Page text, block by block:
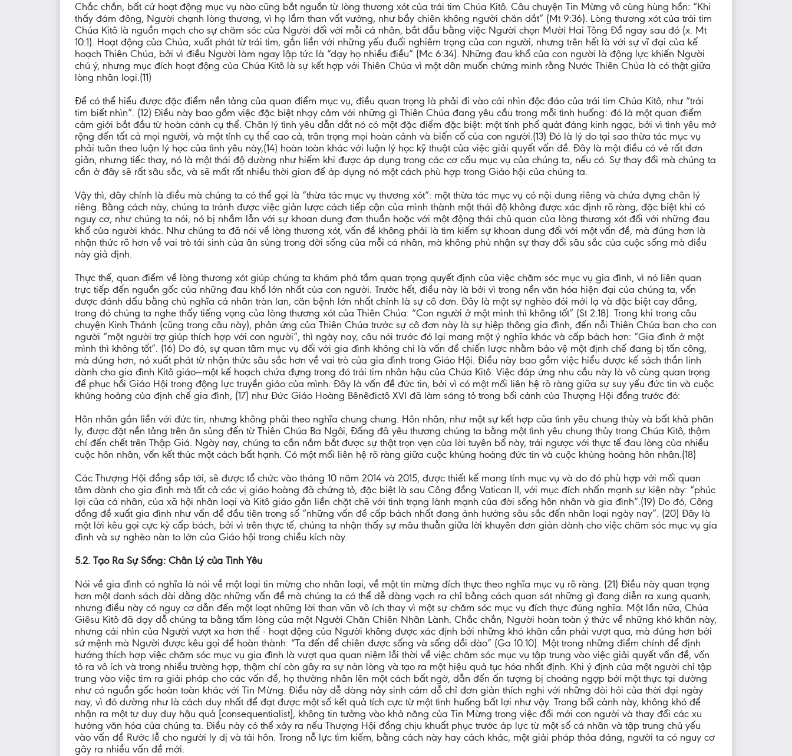
Chắc chắn, bất cứ hoạt động mục vụ nào cũng bắt nguồn từ lòng thương xót của trái tim Chúa Kitô. Câu chuyện Tin Mừng vô cùng hùng hồn: “Khi
thấy đám đông, Người chạnh lòng thương, vì họ lầm than vất vưởng, như bầy chiên không người chăn dắt” (Mt 9:36). Lòng thương xót của trái tim
Chúa Kitô là nguồn mạch cho sự chăm sóc của Người đối với mỗi cá nhân, bắt đầu bằng việc Người chọn Mười Hai Tông Đồ ngay sau đó (x. Mt
10:1). Hoạt động của Chúa, xuất phát từ trái tim, gắn liền với những yếu đuối nghiêm trọng của con người, nhưng trên hết là với sự vĩ đại của kế
hoạch Thiên Chúa, bởi vì điều Người làm ngay lập tức là “dạy họ nhiều điều” (Mc 6:34). Những đau khổ của con người là động lực khiến Người
chú ý, nhưng mục đích hoạt động của Chúa Kitô là sự kết hợp với Thiên Chúa vì một dân muốn chứng minh rằng Nước Thiên Chúa là có thật giữa
lòng nhân loại.(11)
Để có thể hiểu được đặc điểm nền tảng của quan điểm mục vụ, điều quan trọng là phải đi vào cái nhìn độc đáo của trái tim Chúa Kitô, như “trái
tim biết nhìn”. (12) Điều này bao gồm việc đặc biệt nhạy cảm với những gì Thiên Chúa đang yêu cầu trong mỗi tình huống: đó là một quan điểm
cảm giới bắt đầu từ hoàn cảnh cụ thể. Chân lý tình yêu dẫn dắt nó có một đặc điểm đặc biệt: một tính phổ quát đáng kinh ngạc, bởi vì tình yêu mở
rộng đến tất cả mọi người, và một tính cụ thể cao cả, trân trọng mọi hoàn cảnh và biến cố của con người.(13) Đó là lý do tại sao thừa tác mục vụ
phải tuân theo luận lý học của tình yêu này,(14) hoàn toàn khác với luận lý học kỹ thuật của việc giải quyết vấn đề. Đây là một điều có vẻ rất đơn
giản, nhưng tiếc thay, nó là một thái độ dường như hiếm khi được áp dụng trong các cơ cấu mục vụ của chúng ta, nếu có. Sự thay đổi mà chúng ta
cần ở đây sẽ rất sâu sắc, và sẽ mất rất nhiều thời gian để áp dụng nó một cách phù hợp trong Giáo hội của chúng ta.
Vậy thì, đây chính là điều mà chúng ta có thể gọi là “thừa tác mục vụ thương xót”: một thừa tác mục vụ có nội dung riêng và chứa đựng chân lý
riêng. Bằng cách này, chúng ta tránh được việc giản lược cách tiếp cận của mình thành một thái độ không được xác định rõ ràng, đặc biệt khi có
nguy cơ, như chúng ta nói, nó bị nhầm lẫn với sự khoan dung đơn thuần hoặc với một động thái chủ quan của lòng thương xót đối với những đau
khổ của người khác. Như chúng ta đã nói về lòng thương xót, vấn đề không phải là tìm kiếm sự khoan dung đối với một vấn đề, mà đúng hơn là
nhận thức rõ hơn về vai trò tái sinh của ân sủng trong đời sống của mỗi cá nhân, mà không phủ nhận sự thay đổi sâu sắc của cuộc sống mà điều
này giả định.
Thực thế, quan điểm về lòng thương xót giúp chúng ta khám phá tầm quan trọng quyết định của việc chăm sóc mục vụ gia đình, vì nó liên quan
trực tiếp đến nguồn gốc của những đau khổ lớn nhất của con người. Trước hết, điều này là bởi vì trong nền văn hóa hiện đại của chúng ta, vốn
được đánh dấu bằng chủ nghĩa cá nhân tràn lan, căn bệnh lớn nhất chính là sự cô đơn. Đây là một sự nghèo đói mới lạ và đặc biệt cay đắng,
trong đó chúng ta nghe thấy tiếng vọng của lòng thương xót của Thiên Chúa: “Con người ở một mình thì không tốt” (St 2:18). Trong khi trong câu
chuyện Kinh Thánh (cũng trong câu này), phản ứng của Thiên Chúa trước sự cô đơn này là sự hiệp thông gia đình, đến nỗi Thiên Chúa ban cho con
người “một người trợ giúp thích hợp với con người”, thì ngày nay, câu nói trước đó lại mang một ý nghĩa khác và cấp bách hơn: “Gia đình ở một
mình thì không tốt”. (16) Do đó, sự quan tâm mục vụ đối với gia đình không chỉ là vấn đề chiến lược nhằm bảo vệ một định chế đang bị tấn công,
mà đúng hơn, nó xuất phát từ nhận thức sâu sắc hơn về vai trò của gia đình trong Giáo Hội. Điều này bao gồm việc hiểu được kế sách thần linh
dành cho gia đình Kitô giáo—một kế hoạch chứa đựng trong đó trái tim nhân hậu của Chúa Kitô. Việc đáp ứng nhu cầu này là vô cùng quan trọng
để phục hồi Giáo Hội trong động lực truyền giáo của mình. Đây là vấn đề đức tin, bởi vì có một mối liên hệ rõ ràng giữa sự suy yếu đức tin và cuộc
khủng hoảng của định chế gia đình, (17) như Đức Giáo Hoàng Bênêđictô XVI đã làm sáng tỏ trong bối cảnh của Thượng Hội đồng trước đó:
Hôn nhân gắn liền với đức tin, nhưng không phải theo nghĩa chung chung. Hôn nhân, như một sự kết hợp của tình yêu chung thủy và bất khả phân
ly, được đặt nền tảng trên ân sủng đến từ Thiên Chúa Ba Ngôi, Đấng đã yêu thương chúng ta bằng một tình yêu chung thủy trong Chúa Kitô, thậm
chí đến chết trên Thập Giá. Ngày nay, chúng ta cần nắm bắt được sự thật trọn vẹn của lời tuyên bố này, trái ngược với thực tế đau lòng của nhiều
cuộc hôn nhân, vốn kết thúc một cách bất hạnh. Có một mối liên hệ rõ ràng giữa cuộc khủng hoảng đức tin và cuộc khủng hoảng hôn nhân.(18)
Các Thượng Hội đồng sắp tới, sẽ được tổ chức vào tháng 10 năm 2014 và 2015, được thiết kế mang tính mục vụ và do đó phù hợp với mối quan
tâm dành cho gia đình mà tất cả các vị giáo hoàng đã chứng tỏ, đặc biệt là sau Công đồng Vatican II, với mục đích nhấn mạnh sự kiện này: “phúc
lợi của cá nhân, của xã hội nhân loại và Kitô giáo gắn liền chặt chẽ với tình trạng lành mạnh của đời sống hôn nhân và gia đình”.(19) Do đó, Công
đồng đề xuất gia đình như vấn đề đầu tiên trong số “những vấn đề cấp bách nhất đang ảnh hưởng sâu sắc đến nhân loại ngày nay”. (20) Đây là
một lời kêu gọi cực kỳ cấp bách, bởi vì trên thực tế, chúng ta nhận thấy sự mâu thuẫn giữa lời khuyên đơn giản dành cho việc chăm sóc mục vụ gia
đình và sự nghèo nàn to lớn của Giáo hội trong chiều kích này.
5.2. Tạo Ra Sự Sống: Chân Lý của Tình Yêu
Nói về gia đình có nghĩa là nói về một loại tin mừng cho nhân loại, về một tin mừng đích thực theo nghĩa mục vụ rõ ràng. (21) Điều này quan trọng
hơn một danh sách dài dằng dặc những vấn đề mà chúng ta có thể dễ dàng vạch ra chỉ bằng cách quan sát những gì đang diễn ra xung quanh;
nhưng điều này có nguy cơ dẫn đến một loạt những lời than vãn vô ích thay vì một sự chăm sóc mục vụ đích thực đúng nghĩa. Một lần nữa, Chúa
Giêsu Kitô đã dạy dỗ chúng ta bằng tấm lòng của một Người Chăn Chiên Nhân Lành. Chắc chắn, Người hoàn toàn ý thức về những khó khăn này,
nhưng cái nhìn của Người vượt xa hơn thế - hoạt động của Người không được xác định bởi những khó khăn cần phải vượt qua, mà đúng hơn bởi
sứ mệnh mà Người được kêu gọi để hoàn thành: “Ta đến để chiên được sống và sống dồi dào” (Ga 10:10). Một trong những điểm chính để định
hướng thích hợp việc chăm sóc mục vụ gia đình là vượt qua quan niệm lỗi thời về việc chăm sóc mục vụ tập trung vào việc giải quyết vấn đề, vốn
tỏ ra vô ích và trong nhiều trường hợp, thậm chí còn gây ra sự nản lòng và tạo ra một hiệu quả tục hóa nhất định. Khi ý định của một người chỉ tập
trung vào việc tìm ra giải pháp cho các vấn đề, họ thường nhân lên một cách bất ngờ, dẫn đến ấn tượng bị choáng ngợp bởi một thực tại dường
như có nguồn gốc hoàn toàn khác với Tin Mừng. Điều này dễ dàng nảy sinh cám dỗ chỉ đơn giản thích nghi với những đòi hỏi của thời đại ngày
nay, vì đó dường như là cách duy nhất để đạt được một số kết quả tích cực từ một tình huống bất lợi như vậy. Trong bối cảnh này, không khó để
nhận ra một tư duy duy hậu quả [consequentialist], không tin tưởng vào khả năng của Tin Mừng trong việc đổi mới con người và thay đổi các xu
hướng văn hóa của chúng ta. Điều này có thể xảy ra nếu Thượng Hội đồng chịu khuất phục trước áp lực từ một số cá nhân và tập trung chủ yếu
vào vấn đề Rước lễ cho người ly dị và tái hôn. Trong nỗ lực tìm kiếm, bằng cách này hay cách khác, một giải pháp thỏa đáng, người ta có nguy cơ
gây ra nhiều vấn đề mới.